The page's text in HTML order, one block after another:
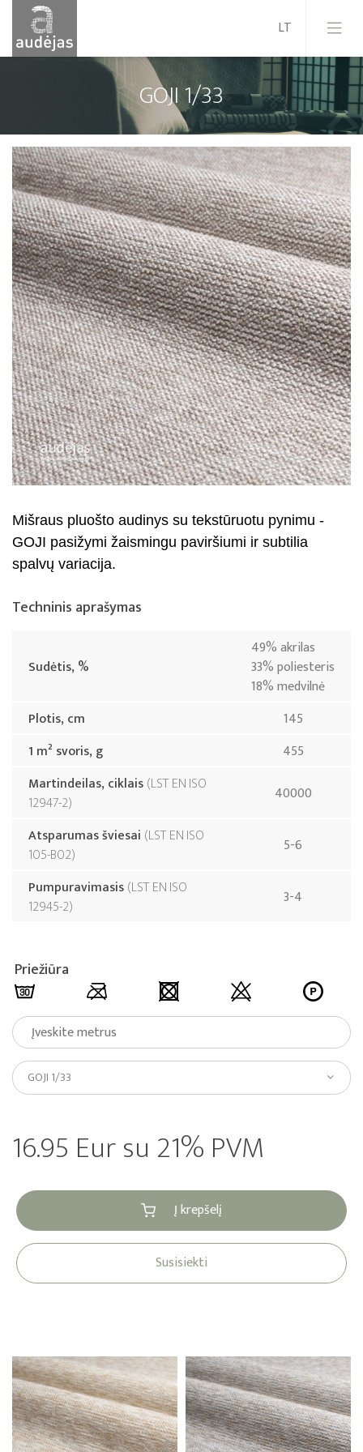
Įmonė
Istorija
Dizainas
Mūsų paslaugos
Kokybė
ES projektai
Karjera
Naujienos
Kontaktai
Pardavimo sąlygos
GOJI 1/33
Mišraus pluošto audinys su tekstūruotu pynimu -
GOJI pasižymi žaismingu paviršiumi ir subtilia
spalvų variacija.
Techninis aprašymas
Sudėtis, %
49% akrilas
33% poliesteris
18% medvilnė
Plotis, cm
145
1 m² svoris, g
455
Martindeilas, ciklais LST EN ISO
12947-2
40000
Atsparumas šviesai LST EN ISO
105-B02
5-6
Pumpuravimasis LST EN ISO
12945-2
3-4
Priežiūra
GOJI 1/33
16.95 Eur su 21% PVM
Į krepšelį
Susisiekti